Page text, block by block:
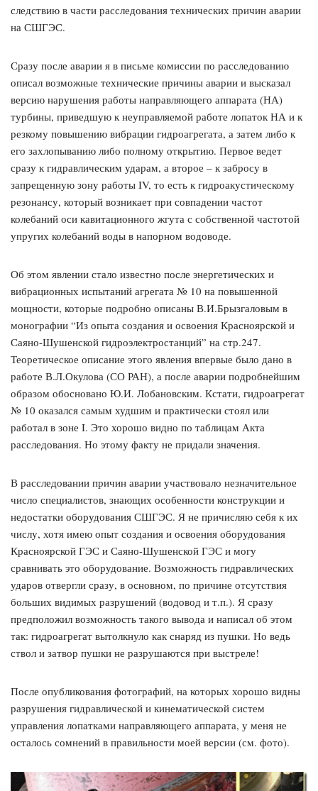
следствию в части расследования технических причин аварии
на СШГЭС.
Сразу после аварии я в письме комиссии по расследованию
описал возможные технические причины аварии и высказал
версию нарушения работы направляющего аппарата (НА)
турбины, приведшую к неуправляемой работе лопаток НА и к
резкому повышению вибрации гидроагрегата, а затем либо к
его захлопыванию либо полному открытию. Первое ведет
сразу к гидравлическим ударам, а второе – к забросу в
запрещенную зону работы IV, то есть к гидроакустическому
резонансу, который возникает при совпадении частот
колебаний оси кавитационного жгута с собственной частотой
упругих колебаний воды в напорном водоводе.
Об этом явлении стало известно после энергетических и
вибрационных испытаний агрегата № 10 на повышенной
мощности, которые подробно описаны В.И.Брызгаловым в
монографии “Из опыта создания и освоения Красноярской и
Саяно-Шушенской гидроэлектростанций” на стр.247.
Теоретическое описание этого явления впервые было дано в
работе В.Л.Окулова (СО РАН), а после аварии подробнейшим
образом обосновано Ю.И. Лобановским. Кстати, гидроагрегат
№ 10 оказался самым худшим и практически стоял или
работал в зоне I. Это хорошо видно по таблицам Акта
расследования. Но этому факту не придали значения.
В расследовании причин аварии участвовало незначительное
число специалистов, знающих особенности конструкции и
недостатки оборудования СШГЭС. Я не причисляю себя к их
числу, хотя имею опыт создания и освоения оборудования
Красноярской ГЭС и Саяно-Шушенской ГЭС и могу
сравнивать это оборудование. Возможность гидравлических
ударов отвергли сразу, в основном, по причине отсутствия
больших видимых разрушений (водовод и т.п.). Я сразу
предположил возможность такого вывода и написал об этом
так: гидроагрегат вытолкнуло как снаряд из пушки. Но ведь
ствол и затвор пушки не разрушаются при выстреле!
После опубликования фотографий, на которых хорошо видны
разрушения гидравлической и кинематической систем
управления лопатками направляющего аппарата, у меня не
осталось сомнений в правильности моей версии (см. фото).